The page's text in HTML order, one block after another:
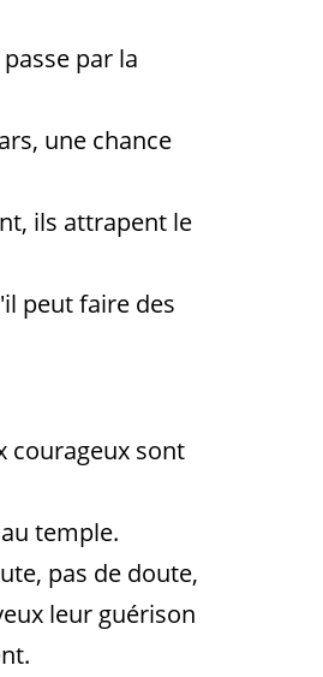
passe par la
une chance
ils attrapent le
peut faire des
courageux sont
temple.
pas de doute,
leur guérison